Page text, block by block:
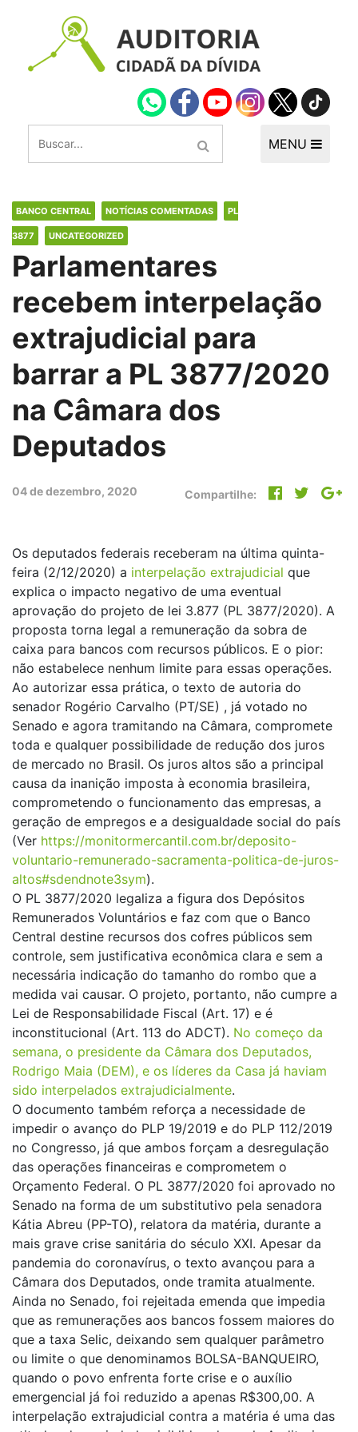
MENU
BANCO CENTRAL NOTÍCIAS COMENTADAS PL
3877 UNCATEGORIZED
Parlamentares
recebem interpelação
extrajudicial para
barrar a PL 3877/2020
na Câmara dos
Deputados
04 de dezembro, 2020 Compartilhe:
Os deputados federais receberam na última quinta-
feira (2/12/2020) a interpelação extrajudicial que
explica o impacto negativo de uma eventual
aprovação do projeto de lei 3.877 (PL 3877/2020). A
proposta torna legal a remuneração da sobra de
caixa para bancos com recursos públicos. E o pior:
não estabelece nenhum limite para essas operações.
Ao autorizar essa prática, o texto de autoria do
senador Rogério Carvalho (PT/SE) , já votado no
Senado e agora tramitando na Câmara, compromete
toda e qualquer possibilidade de redução dos juros
de mercado no Brasil. Os juros altos são a principal
causa da inanição imposta à economia brasileira,
comprometendo o funcionamento das empresas, a
geração de empregos e a desigualdade social do país
(Ver https://monitormercantil.com.br/deposito-
voluntario-remunerado-sacramenta-politica-de-juros-
altos#sdendnote3sym).
O PL 3877/2020 legaliza a figura dos Depósitos
Remunerados Voluntários e faz com que o Banco
Central destine recursos dos cofres públicos sem
controle, sem justificativa econômica clara e sem a
necessária indicação do tamanho do rombo que a
medida vai causar. O projeto, portanto, não cumpre a
Lei de Responsabilidade Fiscal (Art. 17) e é
inconstitucional (Art. 113 do ADCT). No começo da
semana, o presidente da Câmara dos Deputados,
Rodrigo Maia (DEM), e os líderes da Casa já haviam
sido interpelados extrajudicialmente.
O documento também reforça a necessidade de
impedir o avanço do PLP 19/2019 e do PLP 112/2019
no Congresso, já que ambos forçam a desregulação
das operações financeiras e comprometem o
Orçamento Federal. O PL 3877/2020 foi aprovado no
Senado na forma de um substitutivo pela senadora
Kátia Abreu (PP-TO), relatora da matéria, durante a
mais grave crise sanitária do século XXI. Apesar da
pandemia do coronavírus, o texto avançou para a
Câmara dos Deputados, onde tramita atualmente.
Ainda no Senado, foi rejeitada emenda que impedia
que as remunerações aos bancos fossem maiores do
que a taxa Selic, deixando sem qualquer parâmetro
ou limite o que denominamos BOLSA-BANQUEIRO,
quando o povo enfrenta forte crise e o auxílio
emergencial já foi reduzido a apenas R$300,00. A
interpelação extrajudicial contra a matéria é uma das